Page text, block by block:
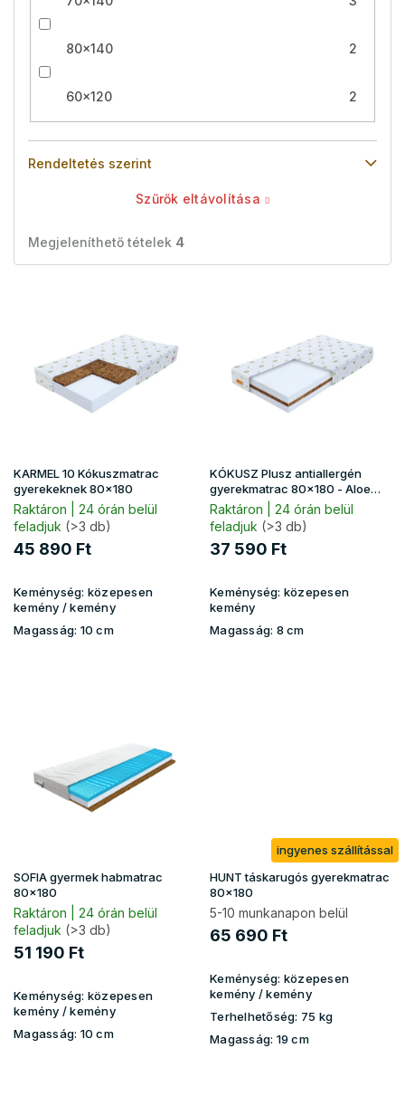
80x140 2
60x120 2
Rendeltetés szerint
Szűrők eltávolítása
Megjeleníthető tételek 4
i
s
t
á
j
KARMEL 10 Kókuszmatrac
gyerekeknek 80x180
Raktáron | 24 órán belül
feladjuk (>3 db)
45 890 Ft
Keménység: közepesen
kemény / kemény
Magasság: 10 cm
KÓKUSZ Plusz antiallergén
gyerekmatrac 80x180 - Aloe
Vera huzat
Raktáron | 24 órán belül
feladjuk (>3 db)
37 590 Ft
Keménység: közepesen
kemény
Magasság: 8 cm
SOFIA gyermek habmatrac
80x180
Raktáron | 24 órán belül
feladjuk (>3 db)
51 190 Ft
Keménység: közepesen
kemény / kemény
Magasság: 10 cm
ingyenes szállítással
HUNT táskarugós gyerekmatrac
80x180
5-10 munkanapon belül
65 690 Ft
Keménység: közepesen
kemény / kemény
Terhelhetőség: 75 kg
Magasság: 19 cm